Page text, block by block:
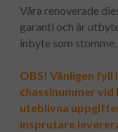
Våra renoverade
garanti och är
inbyte som stomme.
OBS! Vänligen
chassinummer
uteblivna
insprutare